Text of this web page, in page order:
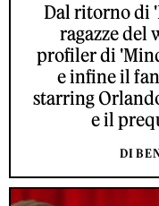
Dal ritorno di
ragazze del
profiler di
e infine il
starring
e il
DI